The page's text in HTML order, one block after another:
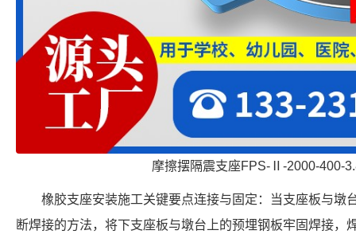
摩擦摆隔震支座FPS-Ⅱ-2000-400-
橡胶支座安装施工关键要点连接与固定：当支座板与墩
断焊接的方法，将下支座板与墩台上的预埋钢板牢固焊接，